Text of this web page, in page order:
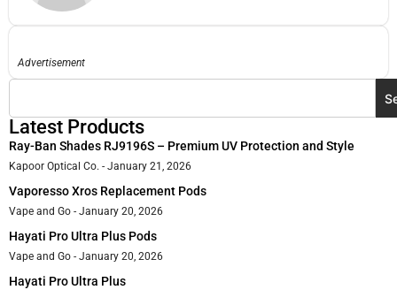
Advertisement
Latest Products
Ray-Ban Shades RJ9196S – Premium UV Protection and Style
Kapoor Optical Co. January 21, 2026
Vaporesso Xros Replacement Pods
Vape and Go January 20, 2026
Hayati Pro Ultra Plus Pods
Vape and Go January 20, 2026
Hayati Pro Ultra Plus